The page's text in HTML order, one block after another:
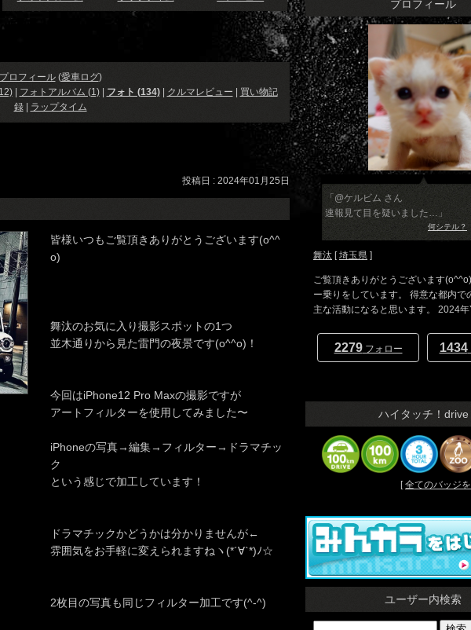
ロフィール(愛車ログ)
| フォトアルバム (1)| フォト (134)| クルマレビュー
買い物記
録| ラップタイム
投稿日 : 2024年01月25日
皆様いつもご覧頂きありがとうございます(o^^
o)
舞汰のお気に入り撮影スポットの1つ
並木通りから見た雷門の夜景です(o^^o)！
今回はiPhone12 Pro Maxの撮影ですが
アートフィルターを使用してみました〜
iPhoneの写真→編集→フィルター→ドラマチッ
ク
という感じで加工しています！
ドラマチックかどうかは分かりませんが←
雰囲気をお手軽に変えられますねヽ(*´∀`*)ﾉ☆
2枚目の写真も同じフィルター加工です(^-^)
プロフィール
「@ケルビム さん
速報見て目を疑いました…」
何シテル？
舞汰 [埼玉県 ]
ご覧頂きありがとうございます
ー乗りをしています。 得意な都内で
主な活動になると思います。 2024
2279フォロー 1434
ハイタッチ！drive
[全てのバッジ
ユーザー内検索